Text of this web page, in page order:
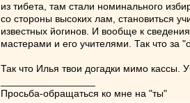
из тибета, там стали номинального
со стороны высоких лам, становиться
известных йогинов. И вообще к
мастерами и его учителями. Так что
Так что Илья твои догадки мимо кассы.
Просьба-обращаться ко мне на "ты"